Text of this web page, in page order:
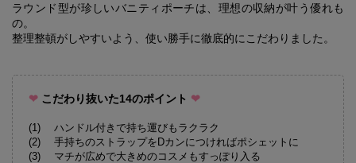
ラウンド型が珍しいバニティポーチは、理想の収納が叶う優れも
の。
整理整頓がしやすいよう、使い勝手に徹底的にこだわりました。
❤ こだわり抜いた14のポイント ❤
(1) ハンドル付きで持ち運びもラクラク
(2) 手持ちのストラップをDカンにつければポシェットに
(3) マチが広めで大きめのコスメもすっぽり入る